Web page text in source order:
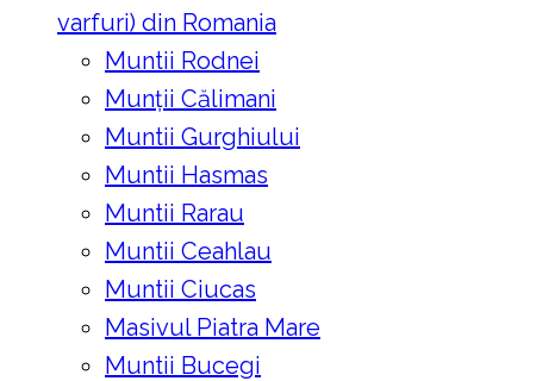
varfuri) din Romania
Muntii Rodnei
Munţii Călimani
Muntii Gurghiului
Muntii Hasmas
Muntii Rarau
Muntii Ceahlau
Muntii Ciucas
Masivul Piatra Mare
Muntii Bucegi